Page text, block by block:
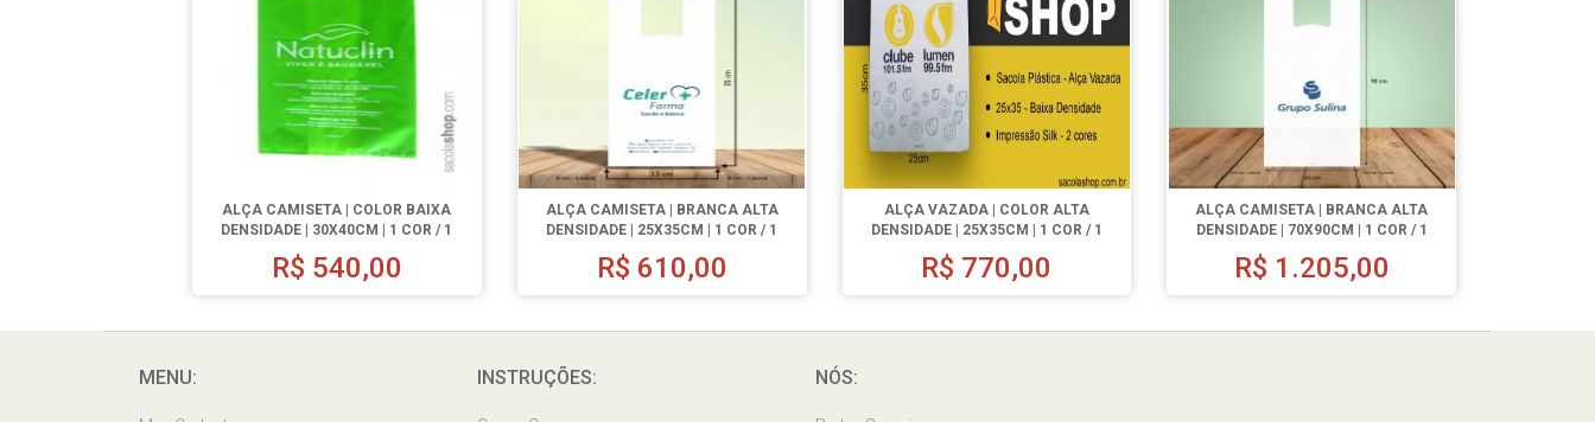
ALÇA CAMISETA | COLOR BAIXA
DENSIDADE | 30X40CM | 1 COR / 1
LADO | 500 UN.
R$ 540,00
ALÇA CAMISETA | BRANCA ALTA
DENSIDADE | 25X35CM | 1 COR / 1
LADO | 1000 UN.
R$ 610,00
ALÇA VAZADA | COLOR ALTA
DENSIDADE | 25X35CM | 1 COR / 1
LADO | 1000 UN.
R$ 770,00
ALÇA CAMISETA | BRANCA ALTA
DENSIDADE | 70X90CM | 1 COR / 1
LADO | 500 UN.
R$ 1.205,00
MENU: INSTRUÇÕES: NÓS: